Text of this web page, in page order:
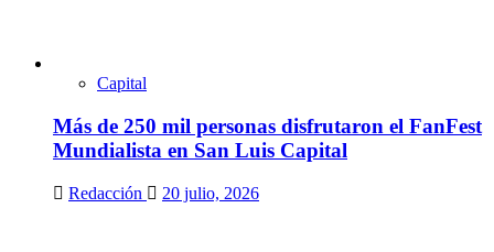
Capital
Más de 250 mil personas disfrutaron el FanFest
Mundialista en San Luis Capital
Redacción 20 julio, 2026